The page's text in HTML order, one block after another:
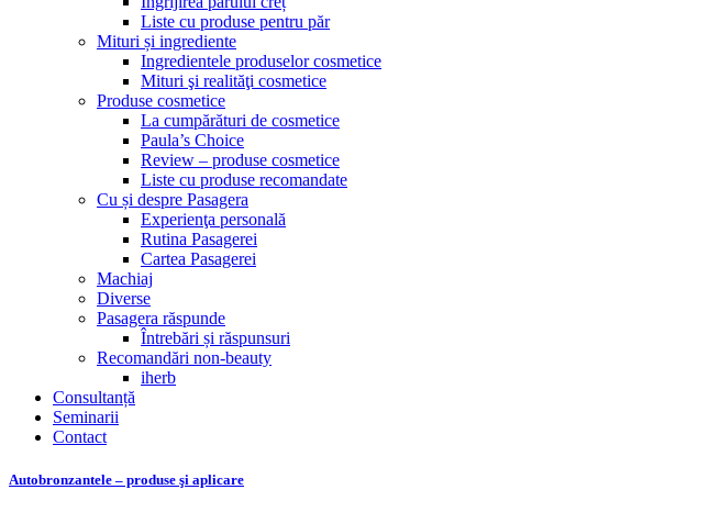
Liste cu produse pentru păr
Mituri și ingrediente
Ingredientele produselor cosmetice
Mituri şi realităţi cosmetice
Produse cosmetice
La cumpărături de cosmetice
Paula’s Choice
Review – produse cosmetice
Liste cu produse recomandate
Cu și despre Pasagera
Experienţa personală
Rutina Pasagerei
Cartea Pasagerei
Machiaj
Diverse
Pasagera răspunde
Întrebări și răspunsuri
Recomandări non-beauty
iherb
Consultanță
Seminarii
Contact
Autobronzantele – produse şi aplicare